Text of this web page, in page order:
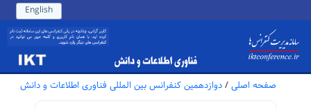
English
صفحه اصلی / دوازدهمین کنفرانس بین المللی فناوری اطلاعات و دانش